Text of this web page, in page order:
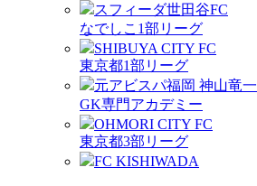
スフィーダ世田谷FC
なでしこ1部リーグ
SHIBUYA CITY FC
東京都1部リーグ
元アビスパ福岡 神山竜一
GK専門アカデミー
OHMORI CITY FC
東京都3部リーグ
FC KISHIWADA